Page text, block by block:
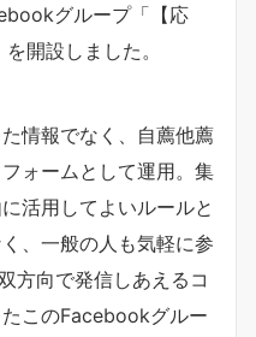
グループ「【応
開設しました。
情報でなく、自薦他薦
ォームとして運用。集
活用してよいルールと
、一般の人も気軽に参
方向で発信しあえるコ
このFacebookグルー